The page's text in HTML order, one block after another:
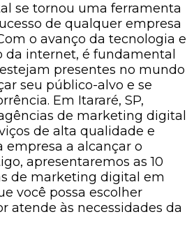
se tornou uma ferramenta
de qualquer empresa
o avanço da tecnologia e
da internet, é fundamental
presentes no mundo
seu público-alvo e se
Em Itararé, SP,
de marketing digital
de alta qualidade e
empresa a alcançar o
apresentaremos as 10
de marketing digital em
você possa escolher
atende às necessidades da